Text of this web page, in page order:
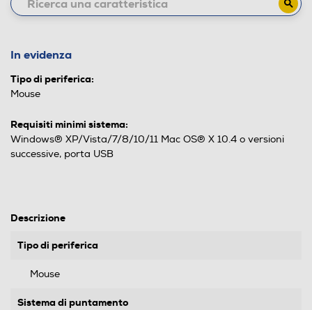
In evidenza
Tipo di periferica:
Mouse
Requisiti minimi sistema:
Windows® XP/Vista/7/8/10/11 Mac OS® X 10.4 o versioni
successive, porta USB
Descrizione
Tipo di periferica
Mouse
Sistema di puntamento